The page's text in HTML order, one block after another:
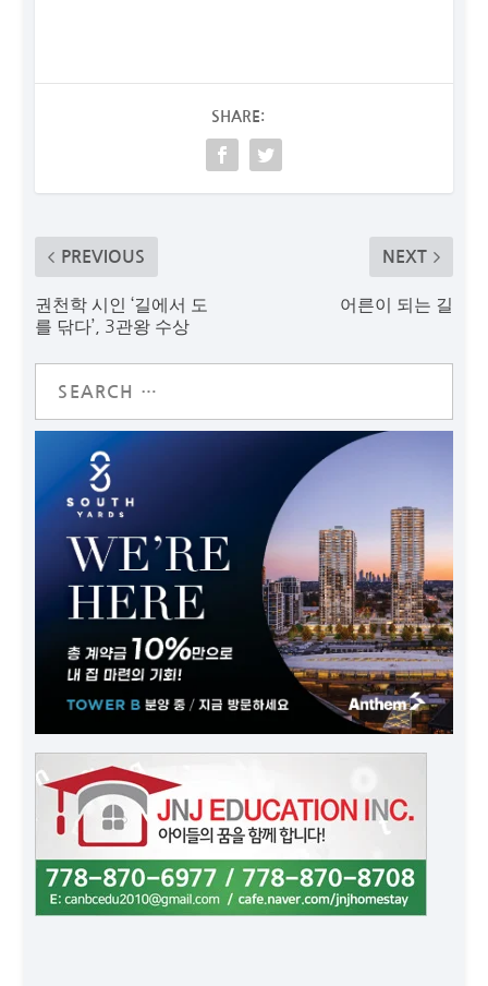
SHARE:
PREVIOUS
권천학 시인 ‘길에서 도
를 닦다’, 3관왕 수상
NEXT
어른이 되는 길